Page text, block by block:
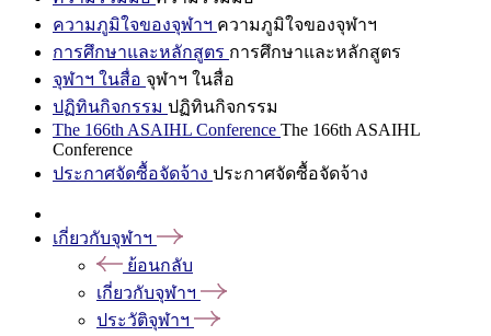
ความภูมิใจของจุฬาฯ ความภูมิใจของจุฬาฯ
การศึกษาและหลักสูตร การศึกษาและหลักสูตร
จุฬาฯ ในสื่อ จุฬาฯ ในสื่อ
ปฏิทินกิจกรรม ปฏิทินกิจกรรม
The 166th ASAIHL Conference The 166th ASAIHL
Conference
ประกาศจัดซื้อจัดจ้าง ประกาศจัดซื้อจัดจ้าง
เกี่ยวกับจุฬาฯ
ย้อนกลับ
เกี่ยวกับจุฬาฯ
ประวัติจุฬาฯ